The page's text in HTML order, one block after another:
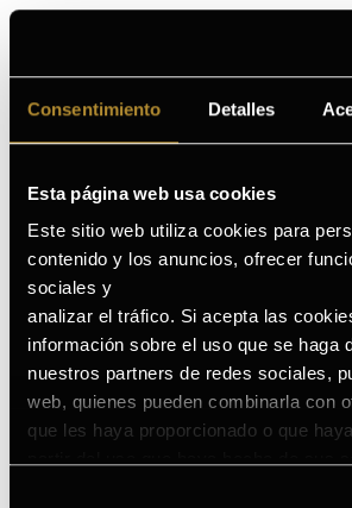
Consentimiento Detalles
Esta página web usa cookies
Este sitio web utiliza cookies para
contenido y los anuncios, ofrecer
sociales y
analizar el tráfico. Si acepta las
información sobre el uso que se haga
nuestros partners de redes sociales,
web, quienes pueden combinarla con
que les haya proporcionado o que
¿A quién va dirigido?
Cómo añadir Germinal
Collagen & Elastin [4] Anti-
tu rutina
Ver todos los ingredientes
Lucía
★
¡Me encanta este sérum! La textura
absorbe muy rápido. Desde la
la piel más hidratada y con mejor